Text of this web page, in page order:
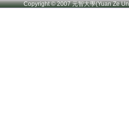
Copyright © 2007 元智大學(Yuan Ze